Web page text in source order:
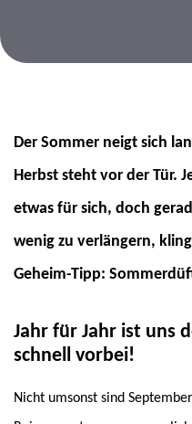
Der Sommer neigt sich
Herbst steht vor der Tür.
etwas für sich, doch
wenig zu verlängern,
Geheim-Tipp:
Jahr für Jahr ist uns
schnell vorbei!
Nicht umsonst sind